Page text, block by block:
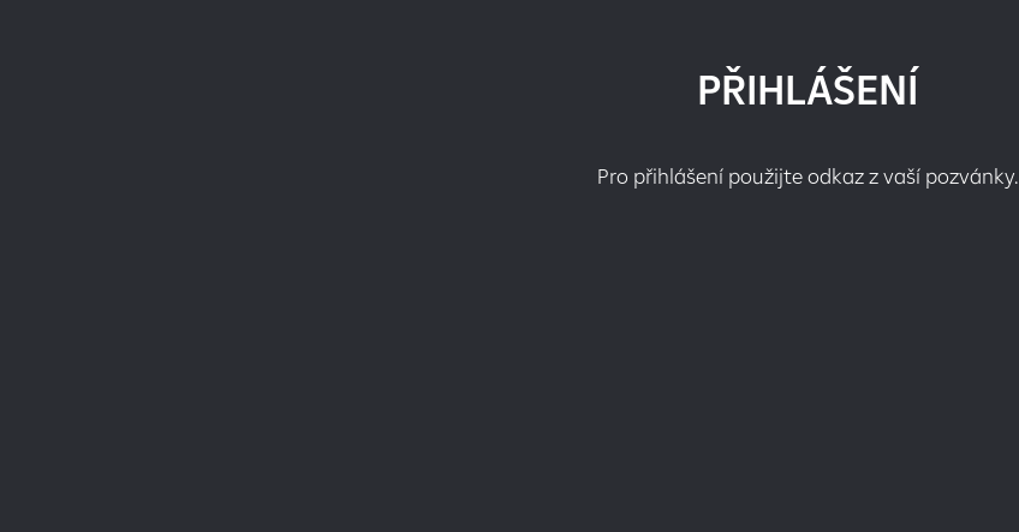
PŘIHLÁŠENÍ
Pro přihlášení použijte odkaz z vaší pozvánky.